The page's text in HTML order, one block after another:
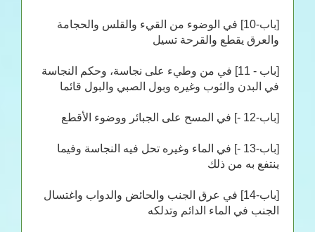
[باب-10] في الوضوء من القيء والقلس والحجامة
والعرق يقطع والقرحة تسيل
[باب - 11] في من وطيء على نجاسة، وحكم النجاسة
في البدن والثوب وغيره وبول الصبي والبول قائما
[باب-12 -] في المسح على الجبائر ووضوء الأقطع
[باب-13 -] في الماء وغيره تحل فيه النجاسة وفيما
ينتفع به من ذلك
[باب-14] في عرق الجنب والحائض والدواب واغتسال
الجنب في الماء الدائم وتدلكه